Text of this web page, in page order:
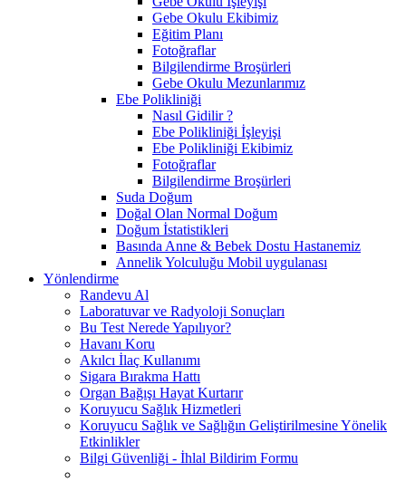
Gebe Okulu Ekibimiz
Eğitim Planı
Fotoğraflar
Bilgilendirme Broşürleri
Gebe Okulu Mezunlarımız
Ebe Polikliniği
Nasıl Gidilir ?
Ebe Polikliniği İşleyişi
Ebe Polikliniği Ekibimiz
Fotoğraflar
Bilgilendirme Broşürleri
Suda Doğum
Doğal Olan Normal Doğum
Doğum İstatistikleri
Basında Anne & Bebek Dostu Hastanemiz
Annelik Yolculuğu Mobil uygulanası
Yönlendirme
Randevu Al
Laboratuvar ve Radyoloji Sonuçları
Bu Test Nerede Yapılıyor?
Havanı Koru
Akılcı İlaç Kullanımı
Sigara Bırakma Hattı
Organ Bağışı Hayat Kurtarır
Koruyucu Sağlık Hizmetleri
Koruyucu Sağlık ve Sağlığın Geliştirilmesine Yönelik
Etkinlikler
Bilgi Güvenliği - İhlal Bildirim Formu